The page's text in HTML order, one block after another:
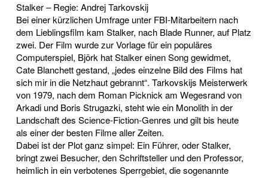
Stalker – Regie: Andrej Tarkovskij
Bei einer kürzlichen Umfrage unter FBI-Mitarbeitern nach
dem Lieblingsfilm kam Stalker, nach Blade Runner, auf Platz
zwei. Der Film wurde zur Vorlage für ein populäres
Computerspiel, Björk hat Stalker einen Song gewidmet,
Cate Blanchett gestand, „jedes einzelne Bild des Films hat
sich mir in die Netzhaut gebrannt“. Tarkovskijs Meisterwerk
von 1979, nach dem Roman Picknick am Wegesrand von
Arkadi und Boris Strugazki, steht wie ein Monolith in der
Landschaft des Science-Fiction-Genres und gilt bis heute
als einer der besten Filme aller Zeiten.
Dabei ist der Plot ganz simpel: Ein Führer, oder Stalker,
bringt zwei Besucher, den Schriftsteller und den Professor,
heimlich in ein verbotenes Sperrgebiet, die sogenannte